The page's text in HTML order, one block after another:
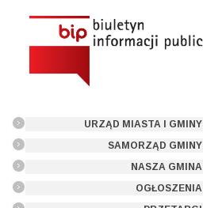
URZĄD MIASTA I GMINY
SAMORZĄD GMINY
NASZA GMINA
OGŁOSZENIA